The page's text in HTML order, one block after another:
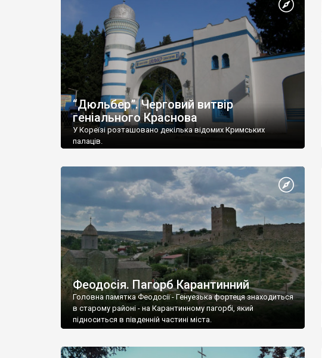
“Дюльбер”. Черговий витвір
геніального Краснова
У Кореїзі розташовано декілька відомих Кримських
палаців.
Феодосія. Пагорб Карантинний
Головна памятка Феодосії - Генуезька фортеця знаходиться
в старому районі - на Карантинному пагорбі, який
підноситься в південній частині міста.